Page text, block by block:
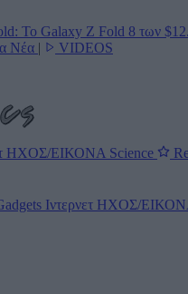
Το Galaxy Z Fold 8 των
Νέα | VIDEOS
ΗΧΟΣ/ΕΙΚΟΝΑ Science
Ιντερνετ ΗΧΟΣ/